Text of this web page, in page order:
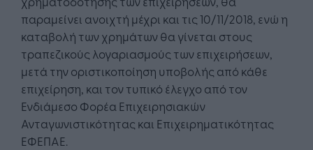
παραμείνει ανοιχτή μέχρι και τις 10/11/2018, ενώ η
καταβολή των χρημάτων θα γίνεται στους
τραπεζικούς λογαριασμούς των επιχειρήσεων,
μετά την οριστικοποίηση υποβολής από κάθε
επιχείρηση, και τον τυπικό έλεγχο από τον
Ενδιάμεσο Φορέα Επιχειρησιακών
Ανταγωνιστικότητας και Επιχειρηματικότητας
ΕΦΕΠΑΕ.